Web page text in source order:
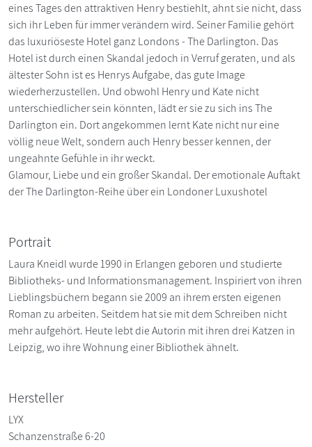
eines Tages den attraktiven Henry bestiehlt, ahnt sie nicht, dass
sich ihr Leben für immer verändern wird. Seiner Familie gehört
das luxuriöseste Hotel ganz Londons - The Darlington. Das
Hotel ist durch einen Skandal jedoch in Verruf geraten, und als
ältester Sohn ist es Henrys Aufgabe, das gute Image
wiederherzustellen. Und obwohl Henry und Kate nicht
unterschiedlicher sein könnten, lädt er sie zu sich ins The
Darlington ein. Dort angekommen lernt Kate nicht nur eine
völlig neue Welt, sondern auch Henry besser kennen, der
ungeahnte Gefühle in ihr weckt.
Glamour, Liebe und ein großer Skandal. Der emotionale Auftakt
der The Darlington-Reihe über ein Londoner Luxushotel
Portrait
Laura Kneidl wurde 1990 in Erlangen geboren und studierte
Bibliotheks- und Informationsmanagement. Inspiriert von ihren
Lieblingsbüchern begann sie 2009 an ihrem ersten eigenen
Roman zu arbeiten. Seitdem hat sie mit dem Schreiben nicht
mehr aufgehört. Heute lebt die Autorin mit ihren drei Katzen in
Leipzig, wo ihre Wohnung einer Bibliothek ähnelt.
Hersteller
LYX
Schanzenstraße 6-20